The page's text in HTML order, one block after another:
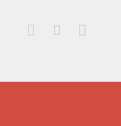
  